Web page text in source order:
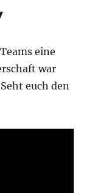
eine
war
euch den